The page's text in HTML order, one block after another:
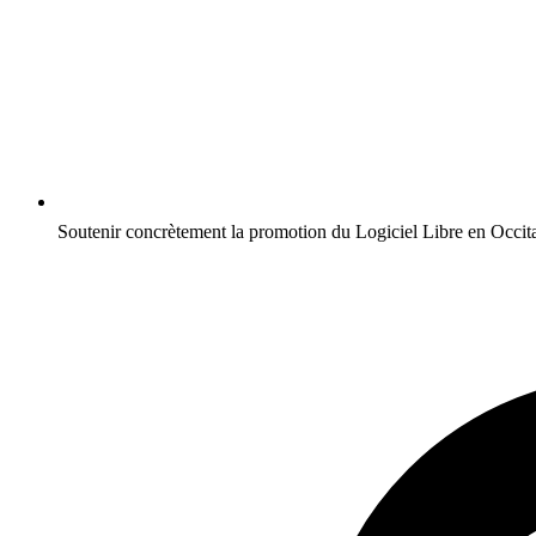
Soutenir concrètement la promotion du Logiciel Libre en